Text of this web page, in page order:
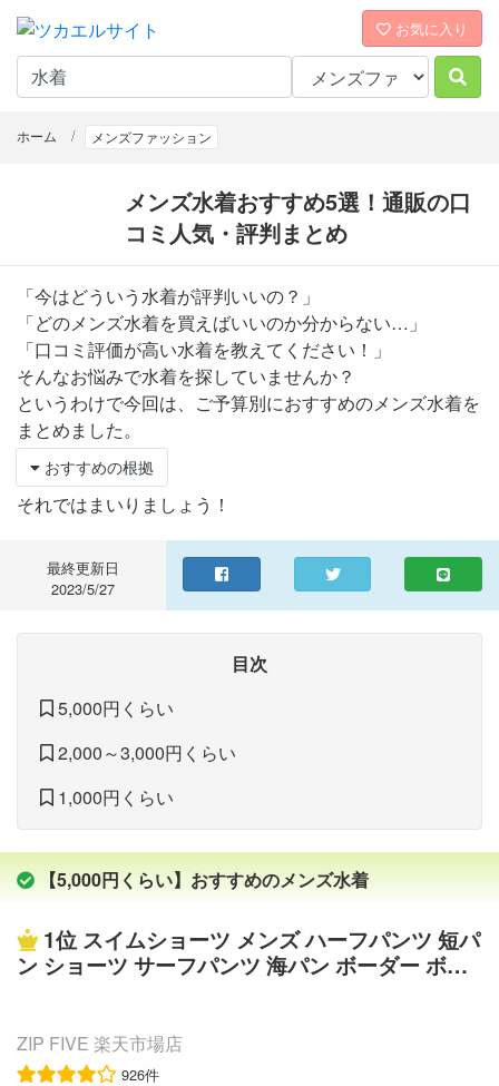
お気に入り
ホーム メンズファッション
メンズ水着おすすめ5選！通販の口
コミ人気・評判まとめ
「今はどういう水着が評判いいの？」
「どのメンズ水着を買えばいいのか分からない…」
「口コミ評価が高い水着を教えてください！」
そんなお悩みで水着を探していませんか？
というわけで今回は、ご予算別におすすめのメンズ水着を
まとめました。
おすすめの根拠
それではまいりましょう！
最終更新日
2023/5/27
目次
5,000円くらい
2,000～3,000円くらい
1,000円くらい
【5,000円くらい】おすすめのメンズ水着
1位 スイムショーツ メンズ ハーフパンツ 短パ
ン ショーツ サーフパンツ 海パン ボーダー ボタ
ZIP FIVE 楽天市場店
926件